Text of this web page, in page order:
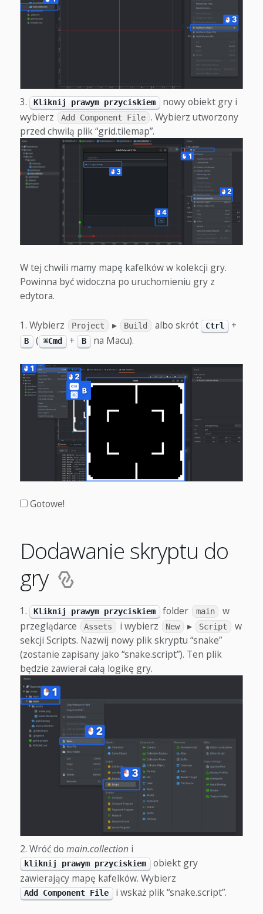
Kliknij prawym przyciskiem
nowy obiekt gry i
wybierz
Add Component File . Wybierz utworzony
przed chwilą plik “grid.tilemap”.
W tej chwili mamy mapę kafelków w kolekcji gry.
Powinna być widoczna po uruchomieniu gry z
edytora.
Wybierz Project ▸ Build albo skrót Ctrl +
B ( ⌘Cmd + B na Macu).
Gotowe!
Dodawanie skryptu do
gry
Kliknij prawym przyciskiem folder main
w
przeglądarce
Assets i wybierz New ▸ Script
w
sekcji Scripts. Nazwij nowy plik skryptu “snake”
(zostanie zapisany jako “snake.script”). Ten plik
będzie zawierał całą logikę gry.
Wróć do main.collection i
kliknij prawym przyciskiem
obiekt gry
zawierający mapę kafelków. Wybierz
Add Component File i wskaż plik “snake.script”.